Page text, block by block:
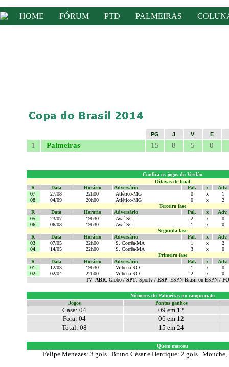
HOME FÓRUM PTD PALMEIRAS
PG J V E
1 Palmeiras 15 8 5 0
Confira os jogos do Verdão
Oitavas de final
R
Data Horário Adversário Pal. x
Adv.
07
27/08 22h00 Atlético-MG 0 x
1
08
04/09 20h00 Atlético-MG 0 x
2
Terceira fase
R
Data Horário Adversário Pal. x
Adv.
05
23/07 19h30 Avaí-SC 2 x
0
06
06/08 19h30 Avaí-SC 1 x
0
Segunda fase
R
Data Horário Adversário Pal. x
Adv.
03
07/05 22h00 S. Corrêa-MA 1 x
2
04
14/05 22h00 S. Corrêa-MA 3 x
0
Primeira fase
R
Data Horário Adversário Pal. x
Adv.
01
12/03 19h30 Vilhena-RO 1 x
0
02
02/04 22h00 Vilhena-RO 2 x
0
TV: ABR: Globo /SPT: Sportv /ESP: ESPN Brasil ou ESPN /
Números do Palmeiras no campeonato
Jogos
Pontos ganhos
Casa: 04
09 em 12
Fora: 04
06 em 12
Total: 08
15 em 24
Quem marcou
Felipe Menezes: 3 gols | Bruno César e Henrique: 2 gols |